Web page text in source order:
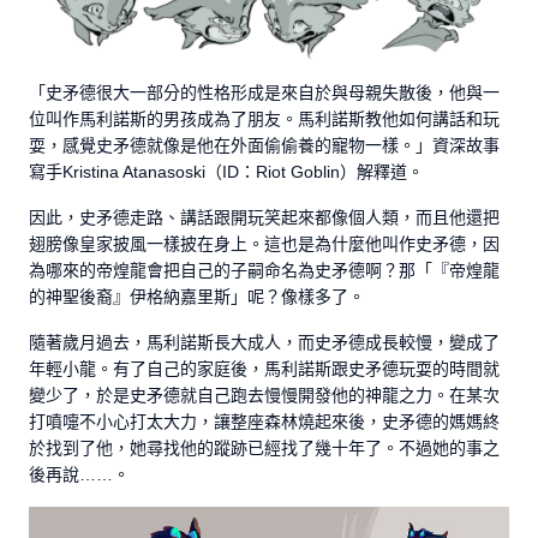
「史矛德很大一部分的性格形成是來自於與母親失散後，他與一
位叫作馬利諾斯的男孩成為了朋友。馬利諾斯教他如何講話和玩
耍，感覺史矛德就像是他在外面偷偷養的寵物一樣。」資深故事
寫手Kristina Atanasoski（ID：Riot Goblin）解釋道。
因此，史矛德走路、講話跟開玩笑起來都像個人類，而且他還把
翅膀像皇家披風一樣披在身上。這也是為什麼他叫作史矛德，因
為哪來的帝煌龍會把自己的子嗣命名為史矛德啊？那「『帝煌龍
的神聖後裔』伊格納嘉里斯」呢？像樣多了。
隨著歲月過去，馬利諾斯長大成人，而史矛德成長較慢，變成了
年輕小龍。有了自己的家庭後，馬利諾斯跟史矛德玩耍的時間就
變少了，於是史矛德就自己跑去慢慢開發他的神龍之力。在某次
打噴嚏不小心打太大力，讓整座森林燒起來後，史矛德的媽媽終
於找到了他，她尋找他的蹤跡已經找了幾十年了。不過她的事之
後再說……。